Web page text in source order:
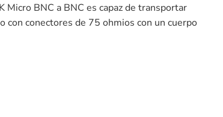
BNC a BNC es capaz de transportar
con conectores de 75 ohmios con un cuerpo